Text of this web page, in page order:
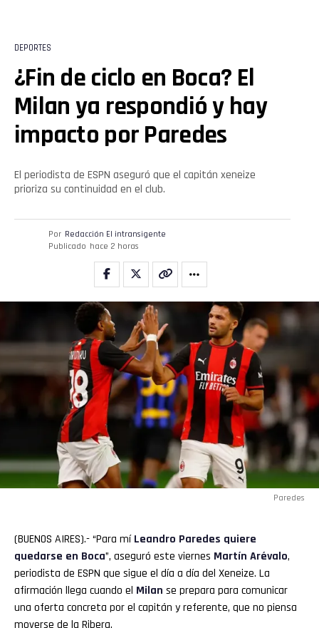
DEPORTES
¿Fin de ciclo en Boca? El
Milan ya respondió y hay
impacto por Paredes
El periodista de ESPN aseguró que el capitán xeneize
prioriza su continuidad en el club.
Por Redacción El intransigente
Publicado hace 2 horas
Paredes
(BUENOS AIRES).- “Para míLeandro Paredes quiere
quedarse en Boca”, aseguró este viernes Martín Arévalo,
periodista de ESPN que sigue el día a día del Xeneize. La
afirmación llega cuando el Milan se prepara para comunicar
una oferta concreta por el capitán y referente, que no piensa